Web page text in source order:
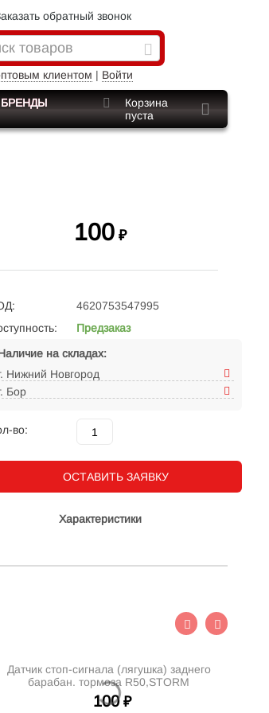
обратный звонок
клиентом | Войти
БРЕНДЫ
Корзина
пуста
100 ₽
4620753547995
Предзаказ
на складах:
Нижний Новгород
Бор
во:
ОСТАВИТЬ ЗАЯВКУ
Характеристики
сигнала (лягушка) заднего
тормоза R50,STORM
Датчик